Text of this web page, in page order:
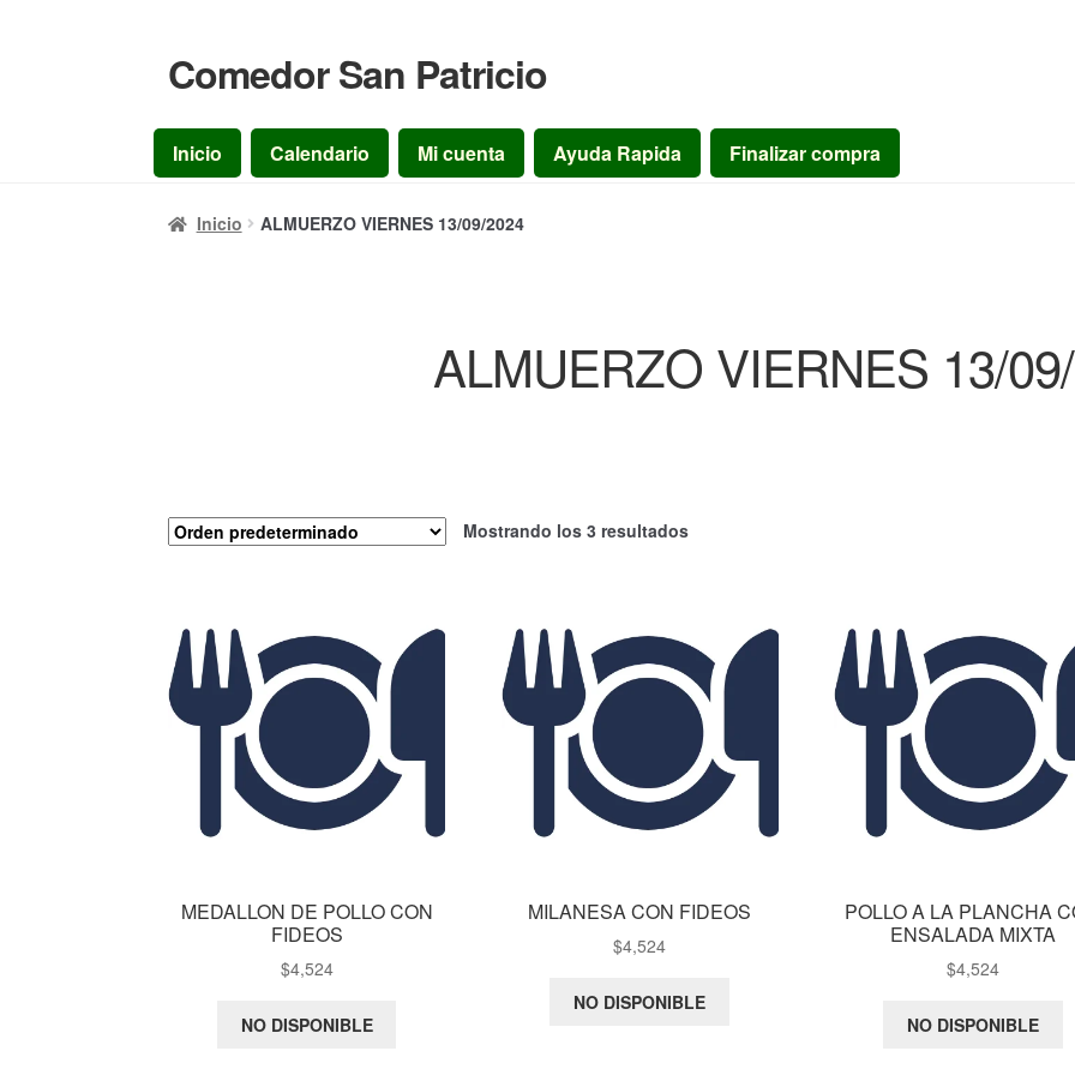
Ir
a
la
navegación
Ir
al
contenido
Comedor San Patricio
Inicio Calendario Mi cuenta Ayuda Rapida Finalizar compra
Inicio ALMUERZO VIERNES 13/09/2024
ALMUERZO VIERNES 13/
Mostrando los 3 resultados
MEDALLON DE POLLO CON
FIDEOS
$4,524
NO DISPONIBLE
MILANESA CON FIDEOS
$4,524
NO DISPONIBLE
POLLO A LA PLANCHA
ENSALADA MIXTA
$4,524
NO DISPONIBLE